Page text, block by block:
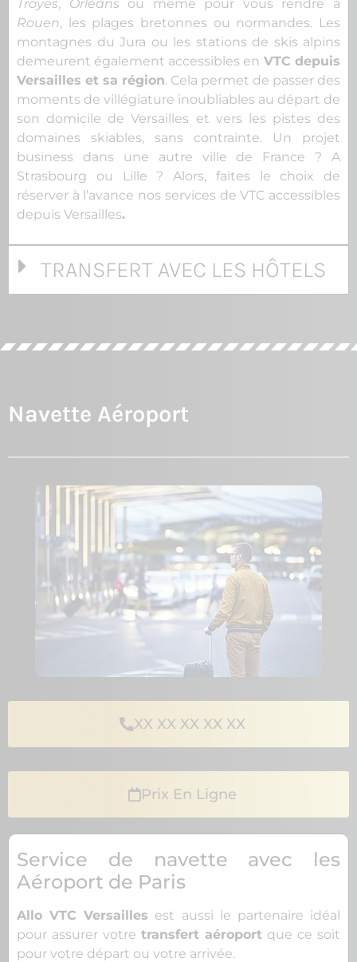
Troyes, Orléans ou même pour vous rendre à
Rouen, les plages bretonnes ou normandes. Les
montagnes du Jura ou les stations de skis alpins
demeurent également accessibles en VTC depuis
Versailles et sa région. Cela permet de passer des
moments de villégiature inoubliables au départ de
son domicile de Versailles et vers les pistes des
domaines skiables, sans contrainte. Un projet
business dans une autre ville de France ? A
Strasbourg ou Lille ? Alors, faites le choix de
réserver à l’avance nos services de VTC accessibles
depuis Versailles.
TRANSFERT AVEC LES HÔTELS
Navette Aéroport
XX XX XX XX XX
Prix En Ligne
Service de navette avec les
Aéroport de Paris
Allo VTC Versailles est aussi le partenaire idéal
pour assurer votre transfert aéroport que ce soit
pour votre départ ou votre arrivée.